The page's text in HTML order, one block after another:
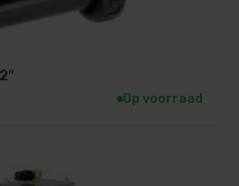
Op voorraad